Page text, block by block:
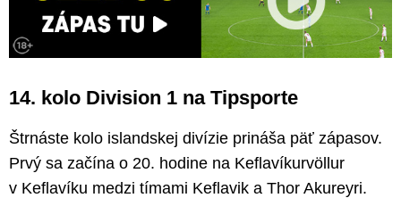
14. kolo Division 1 na Tipsporte
Štrnáste kolo islandskej divízie prináša päť zápasov.
Prvý sa začína o 20. hodine na Keflavíkurvöllur
v Keflavíku medzi tímami Keflavik a Thor Akureyri.